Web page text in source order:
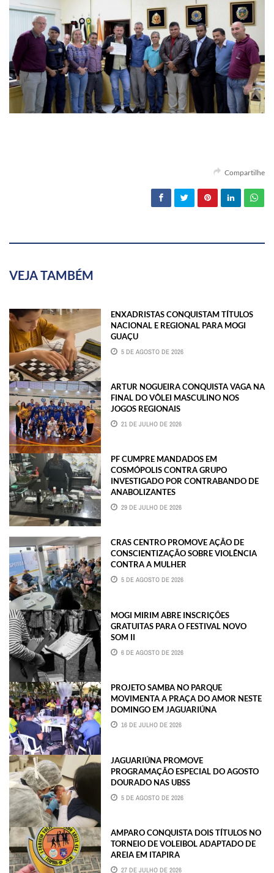
Compartilhe
VEJA TAMBÉM
ENXADRISTAS CONQUISTAM TÍTULOS
NACIONAL E REGIONAL PARA MOGI
GUAÇU
5 DE AGOSTO DE 2026
ARTUR NOGUEIRA CONQUISTA VAGA NA
FINAL DO VÔLEI MASCULINO NOS
JOGOS REGIONAIS
21 DE JULHO DE 2026
PF CUMPRE MANDADOS EM
COSMÓPOLIS CONTRA GRUPO
INVESTIGADO POR CONTRABANDO DE
ANABOLIZANTES
29 DE JULHO DE 2026
CRAS CENTRO PROMOVE AÇÃO DE
CONSCIENTIZAÇÃO SOBRE VIOLÊNCIA
CONTRA A MULHER
5 DE AGOSTO DE 2026
MOGI MIRIM ABRE INSCRIÇÕES
GRATUITAS PARA O FESTIVAL NOVO
SOM II
6 DE AGOSTO DE 2026
PROJETO SAMBA NO PARQUE
MOVIMENTA A PRAÇA DO AMOR NESTE
DOMINGO EM JAGUARIÚNA
16 DE JULHO DE 2026
JAGUARIÚNA PROMOVE
PROGRAMAÇÃO ESPECIAL DO AGOSTO
DOURADO NAS UBSS
5 DE AGOSTO DE 2026
AMPARO CONQUISTA DOIS TÍTULOS NO
TORNEIO DE VOLEIBOL ADAPTADO DE
AREIA EM ITAPIRA
27 DE JULHO DE 2026